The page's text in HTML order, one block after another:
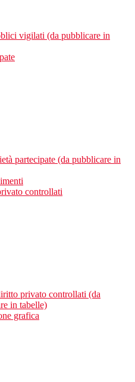
vigilati (da pubblicare in
partecipate (da pubblicare in
controllati
privato controllati (da
in tabelle)
grafica